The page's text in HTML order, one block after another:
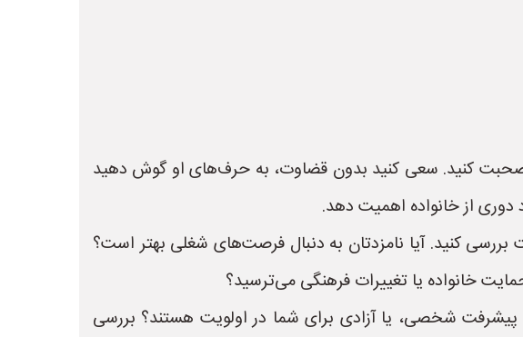
صحبت کنید. سعی کنید بدون قضاوت، به حرف‌های او گوش دهید
از خانواده اهمیت دهد.
کنید. آیا نامزدتان به دنبال فرصت‌های شغلی بهتر است؟
خانواده یا تغییرات فرهنگی می‌ترسید؟
پیشرفت شخصی، یا آزادی برای شما در اولویت هستند؟ بررسی